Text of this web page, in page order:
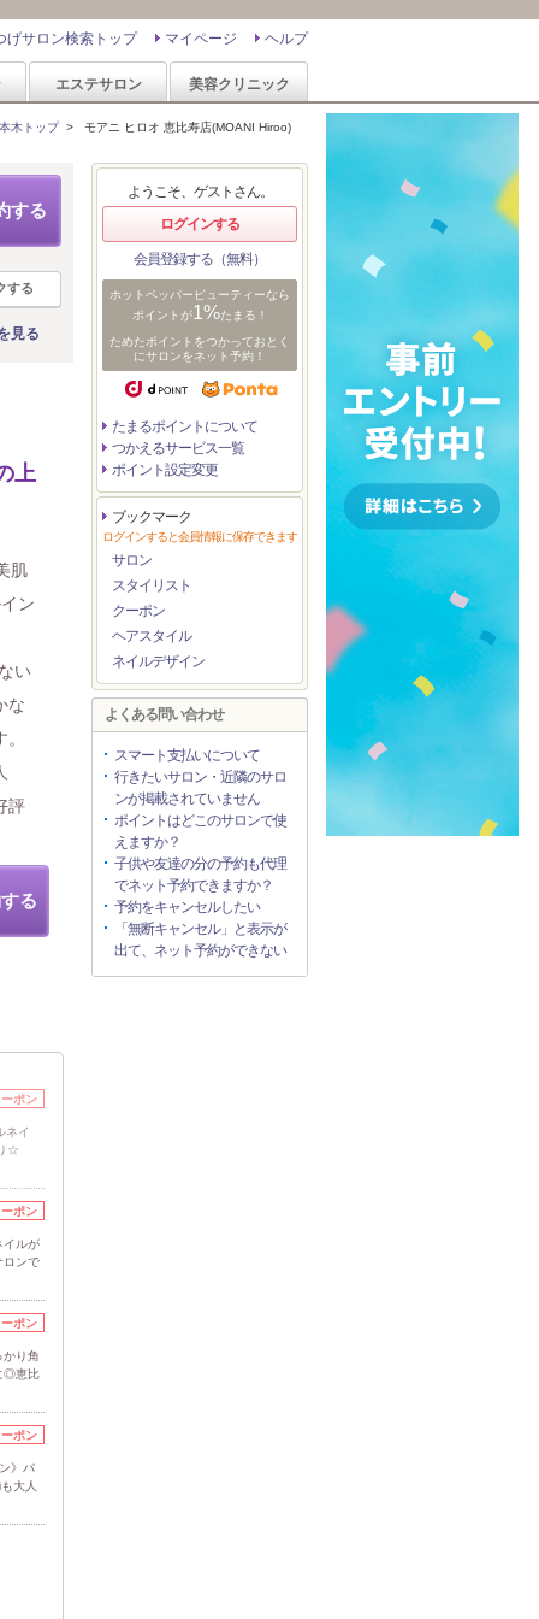
ヘルプ
マイページ
げサロン検索トップ
エステサロン 美容クリニック
木トップ> モアニ ヒロオ 恵比寿店(MOANI Hiroo)
する
する
見る
上
肌
ン
い
な
評
る
ポン
ネイ
☆
ポン
イルが
ンで
ポン
かり角
◎恵比
ポン
》パ
大人
ようこそ、ゲストさん。
ログインする
会員登録する（無料）
ホットペッパービューティーなら
ポイントが1%たまる！
ためたポイントをつかっておとく
にサロンをネット予約！
たまるポイントについて
つかえるサービス一覧
ポイント設定変更
ブックマーク
ログインすると会員情報に保存できます
サロン
スタイリスト
クーポン
ヘアスタイル
ネイルデザイン
よくある問い合わせ
スマート支払いについて
行きたいサロン・近隣のサロ
ンが掲載されていません
ポイントはどこのサロンで使
えますか？
子供や友達の分の予約も代理
でネット予約できますか？
予約をキャンセルしたい
「無断キャンセル」と表示が
出て、ネット予約ができない